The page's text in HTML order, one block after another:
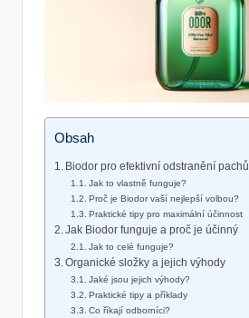
Obsah
Biodor pro efektivní odstranění pachů
Jak to vlastně funguje?
Proč je Biodor vaší nejlepší volbou?
Praktické tipy pro maximální účinnost
Jak Biodor funguje a proč je účinný
Jak to celé funguje?
Organické složky a jejich výhody
Jaké jsou jejich výhody?
Praktické tipy a příklady
Co říkají odborníci?